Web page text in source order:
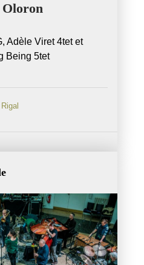
Oloron
Adèle Viret 4tet et
Being 5tet